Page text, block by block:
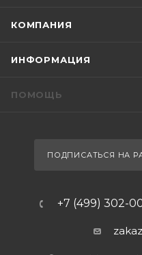
КОМПАНИЯ
ИНФОРМАЦИЯ
ПОМОЩЬ
ПОДПИСАТЬСЯ НА
+7 (499) 302-